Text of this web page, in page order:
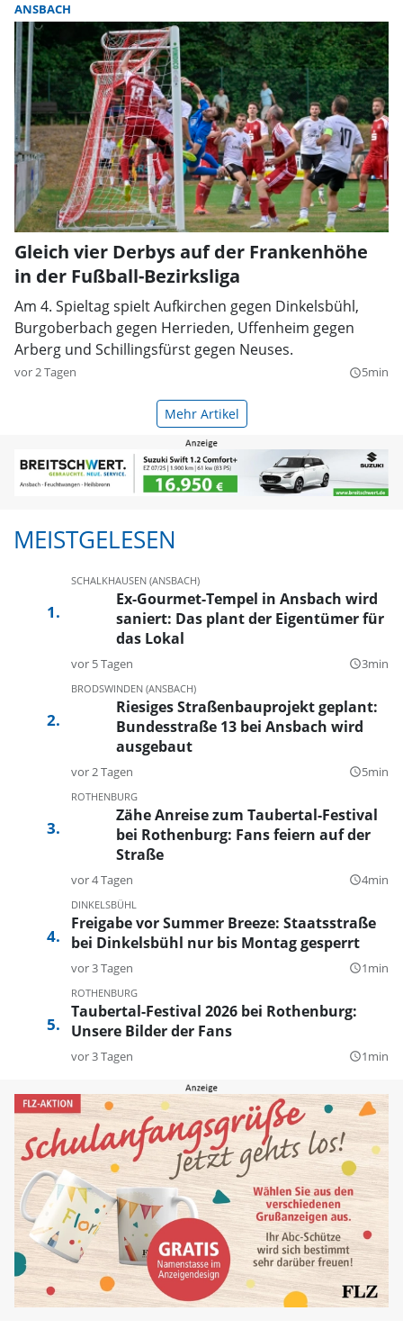
ANSBACH
Gleich vier Derbys auf der Frankenhöhe
in der Fußball-Bezirksliga
Am 4. Spieltag spielt Aufkirchen gegen Dinkelsbühl,
Burgoberbach gegen Herrieden, Uffenheim gegen
Arberg und Schillingsfürst gegen Neuses.
vor 2 Tagen query_builder5min
Mehr Artikel
MEISTGELESEN
SCHALKHAUSEN (ANSBACH)
Ex-Gourmet-Tempel in Ansbach wird
saniert: Das plant der Eigentümer für
das Lokal
vor 5 Tagen query_builder3min
BRODSWINDEN (ANSBACH)
Riesiges Straßenbauprojekt geplant:
Bundesstraße 13 bei Ansbach wird
ausgebaut
vor 2 Tagen query_builder5min
ROTHENBURG
Zähe Anreise zum Taubertal-Festival
bei Rothenburg: Fans feiern auf der
Straße
vor 4 Tagen query_builder4min
DINKELSBÜHL
Freigabe vor Summer Breeze: Staatsstraße
bei Dinkelsbühl nur bis Montag gesperrt
vor 3 Tagen query_builder1min
ROTHENBURG
Taubertal-Festival 2026 bei Rothenburg:
Unsere Bilder der Fans
vor 3 Tagen query_builder1min